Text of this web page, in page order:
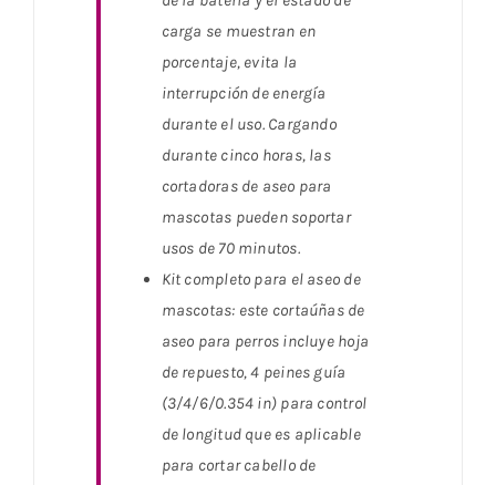
carga se muestran en
porcentaje, evita la
interrupción de energía
durante el uso. Cargando
durante cinco horas, las
cortadoras de aseo para
mascotas pueden soportar
usos de 70 minutos.
Kit completo para el aseo de
mascotas: este cortaúñas de
aseo para perros incluye hoja
de repuesto, 4 peines guía
(3/4/6/0.354 in) para control
de longitud que es aplicable
para cortar cabello de